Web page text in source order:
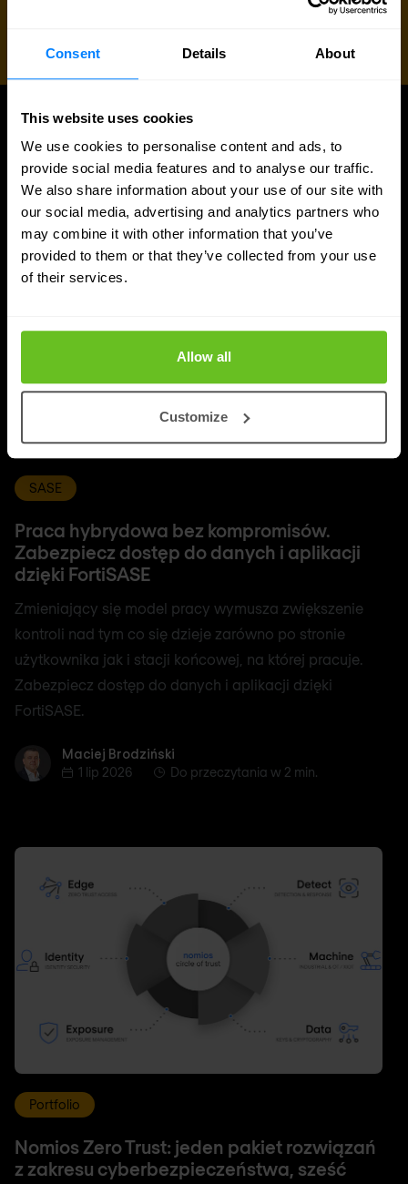
Consent Details About
This website uses cookies
We use cookies to personalise content and ads, to
provide social media features and to analyse our traffic.
We also share information about your use of our site with
our social media, advertising and analytics partners who
may combine it with other information that you’ve
provided to them or that they’ve collected from your use
of their services.
Allow all
Customize
UPDATES
Aktualności i artykuły na blogu
SASE
Praca hybrydowa bez kompromisów.
Zabezpiecz dostęp do danych i aplikacji
dzięki FortiSASE
Zmieniający się model pracy wymusza zwiększenie
kontroli nad tym co się dzieje zarówno po stronie
użytkownika jak i stacji końcowej, na której pracuje.
Zabezpiecz dostęp do danych i aplikacji dzięki
FortiSASE.
Maciej Brodziński
Maciej Brodziński
1 lip 2026
Do przeczytania w 2 min.
Portfolio
Nomios Zero Trust: jeden pakiet rozwiązań
z zakresu cyberbezpieczeństwa, sześć